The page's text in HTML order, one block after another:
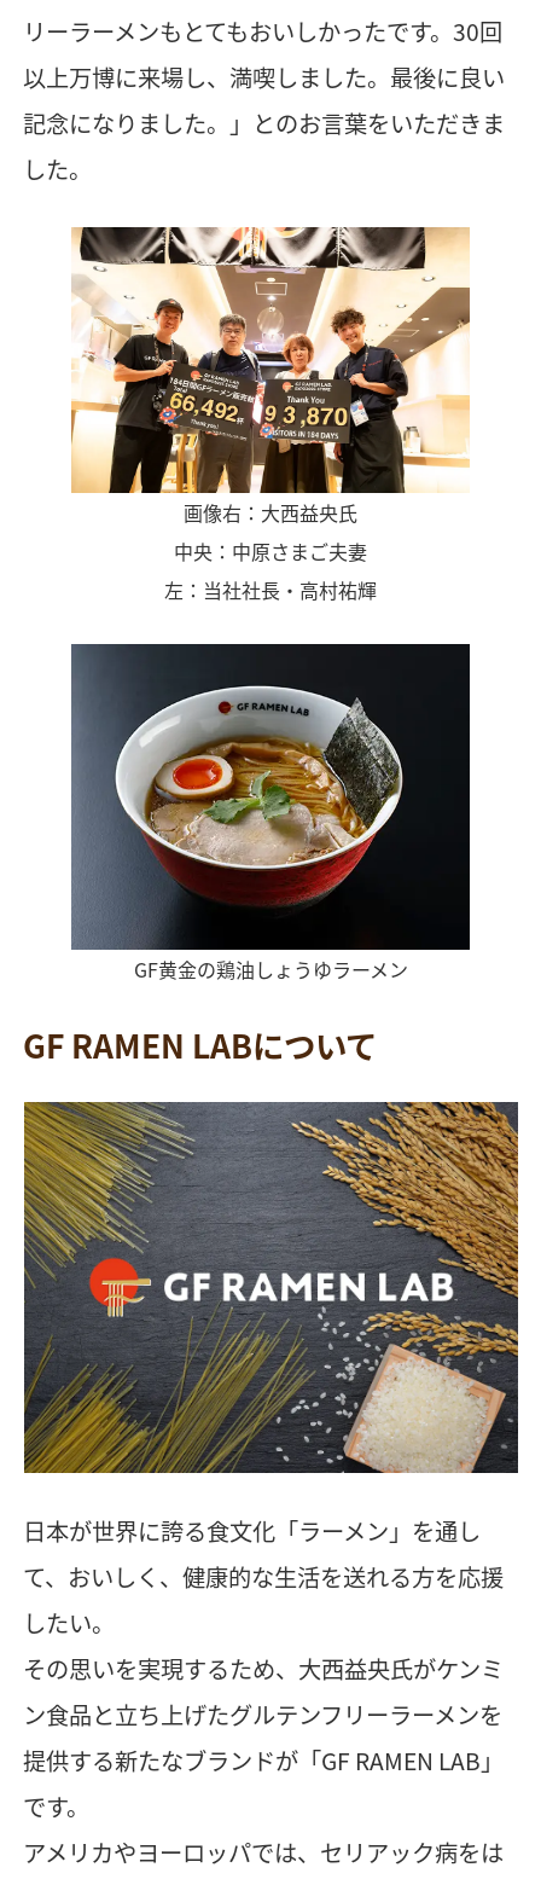
リーラーメンもとてもおいしかったです。30回
以上万博に来場し、満喫しました。最後に良い
記念になりました。」とのお言葉をいただきま
した。
画像右：大西益央氏
中央：中原さまご夫妻
左：当社社長・高村祐輝
GF黄金の鶏油しょうゆラーメン
GF RAMEN LABについて
日本が世界に誇る食文化「ラーメン」を通し
て、おいしく、健康的な生活を送れる方を応援
したい。
その思いを実現するため、大西益央氏がケンミ
ン食品と立ち上げたグルテンフリーラーメンを
提供する新たなブランドが「GF RAMEN LAB」
です。
アメリカやヨーロッパでは、セリアック病をは